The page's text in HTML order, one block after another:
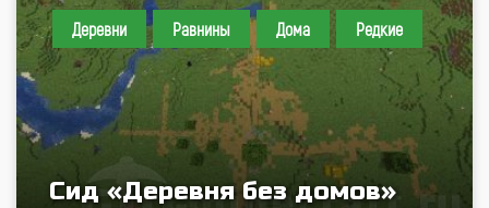
Деревни Равнины Дома Редкие
Сид «Деревня без домов»